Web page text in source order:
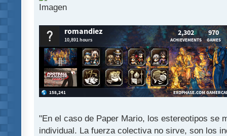
"En el caso de Paper Mario, los estereotipos se
individual. La fuerza colectiva no sirve, son los